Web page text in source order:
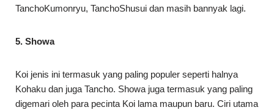
TanchoKumonryu, TanchoShusui dan masih bannyak lagi.
5. Showa
Koi jenis ini termasuk yang paling populer seperti halnya
Kohaku dan juga Tancho. Showa juga termasuk yang paling
digemari oleh para pecinta Koi lama maupun baru. Ciri utama